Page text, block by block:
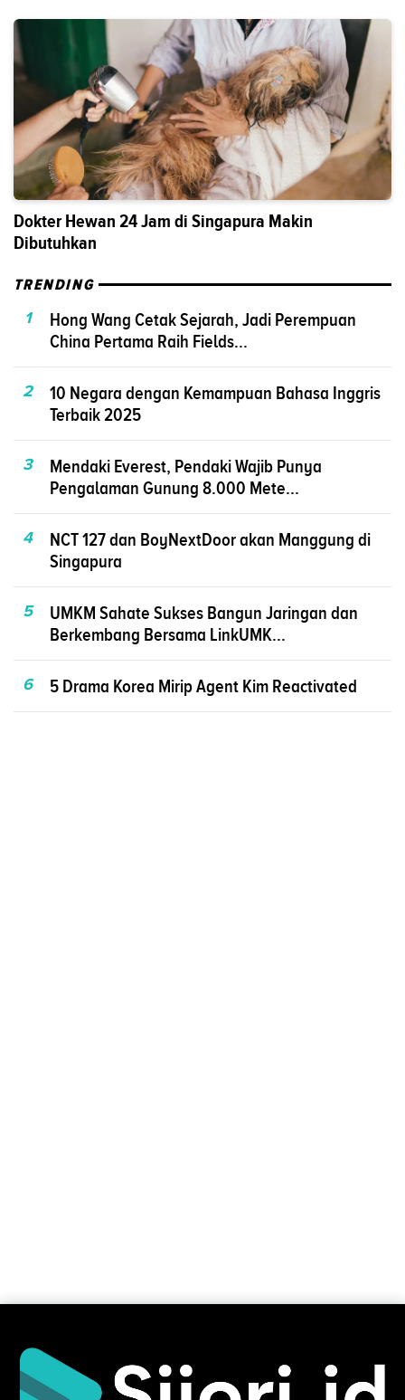
Dokter Hewan 24 Jam di Singapura Makin
Dibutuhkan
TRENDING
1
Hong Wang Cetak Sejarah, Jadi Perempuan
China Pertama Raih Fields...
2
10 Negara dengan Kemampuan Bahasa Inggris
Terbaik 2025
3
Mendaki Everest, Pendaki Wajib Punya
Pengalaman Gunung 8.000 Mete...
4
NCT 127 dan BoyNextDoor akan Manggung di
Singapura
5
UMKM Sahate Sukses Bangun Jaringan dan
Berkembang Bersama LinkUMK...
6 5 Drama Korea Mirip Agent Kim Reactivated